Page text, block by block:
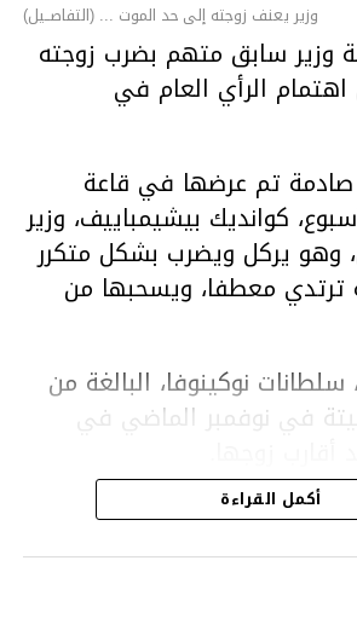
وزير يعنف زوجته إلى حد الموت ... (التفاصــيل)
وزير سابق متهم بضرب زوجته
الرأي العام في
تم عرضها في قاعة
كوانديك بيشيمباييف، وزير
وهو يركل ويضرب بشكل متكرر
ترتدي معطفا، ويسحبها من
نوكينوفا، البالغة من
ميتة في نوفمبر الماضي في
الشرعي، توفيت نوكينوفا
الدماغ، وكانت إحدى عظام
هناك كدمات متعددة على
أكمل القراءة